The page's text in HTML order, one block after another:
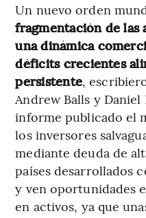
Un nuevo orden
fragmentación de las
una dinámica
déficits crecientes
persistente,
Andrew Balls y
informe publicado el
los inversores
mediante deuda de
países desarrollados
y ven oportunidades
en activos, ya que